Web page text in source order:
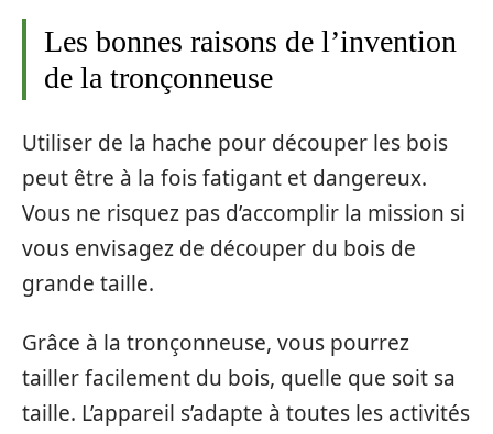
Les bonnes raisons de l’invention
de la tronçonneuse
Utiliser de la hache pour découper les bois
peut être à la fois fatigant et dangereux.
Vous ne risquez pas d’accomplir la mission si
vous envisagez de découper du bois de
grande taille.
Grâce à la tronçonneuse, vous pourrez
tailler facilement du bois, quelle que soit sa
taille. L’appareil s’adapte à toutes les activités